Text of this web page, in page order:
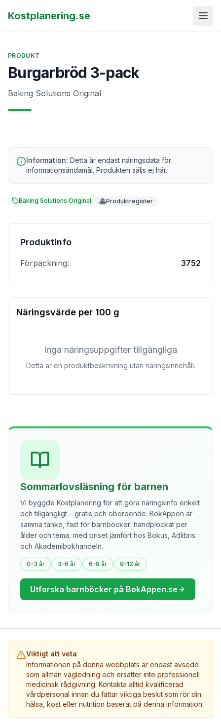
Kostplanering.se
PRODUKT
Burgarbröd 3-pack
Baking Solutions Original
Information: Detta är endast näringsdata för
informationsändamål. Produkten säljs ej här.
Baking Solutions Original Produktregister
Produktinfo
Förpackning: 3752
Näringsvärde per 100 g
Inga näringsuppgifter tillgängliga
Detta är en produktbeskrivning utan näringsinnehåll.
Sommarlovsläsning för barnen
Vi byggde Kostplanering för att göra näringsinfo enkelt
och tillgängligt – gratis och oberoende. BokAppen är
samma tanke, fast för barnböcker: handplockat per
ålder och tema, med priset jämfört hos Bokus, Adlibris
och Akademibokhandeln.
0–3 år 3–6 år 6–9 år 9–12 år
Utforska barnböcker på BokAppen.se
Viktigt att veta
Informationen på denna webbplats är endast avsedd
som allmän vägledning och ersätter inte professionell
medicinsk rådgivning. Kontakta alltid kvalificerad
vårdpersonal innan du fattar viktiga beslut som rör din
hälsa, kost eller nutrition baserat på denna information.